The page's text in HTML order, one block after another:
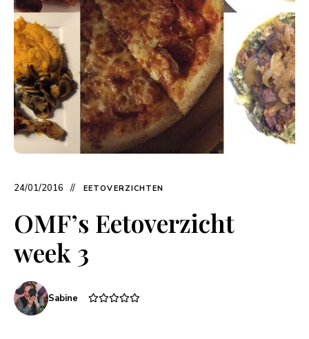
24/01/2016 EETOVERZICHTEN
OMF’s Eetoverzicht
week 3
Sabine